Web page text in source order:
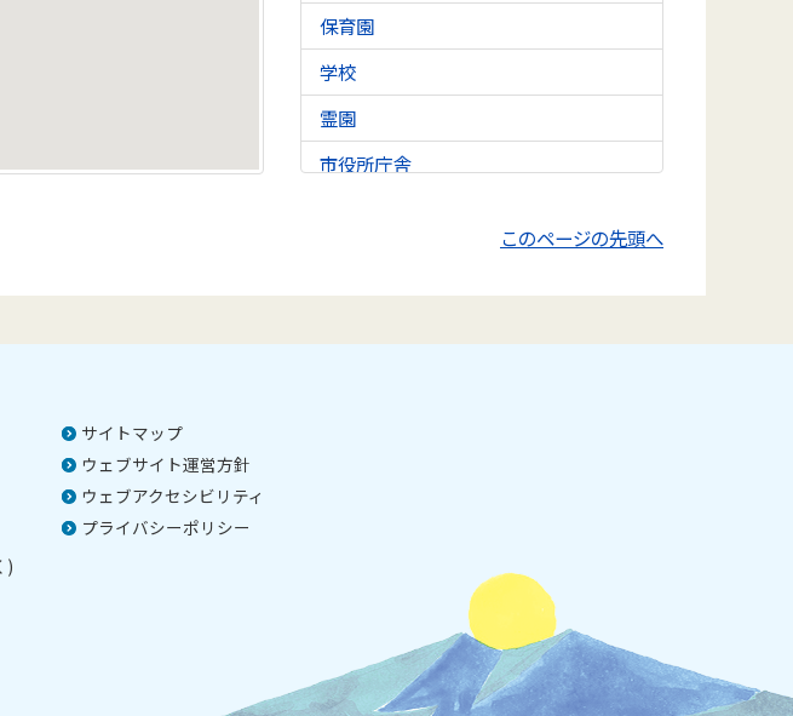
保育園
学校
霊園
市役所庁舎
給食センター
水道施設
このページの先頭へ
サイトマップ
ウェブサイト運営方針
ウェブアクセシビリティ
プライバシーポリシー
)